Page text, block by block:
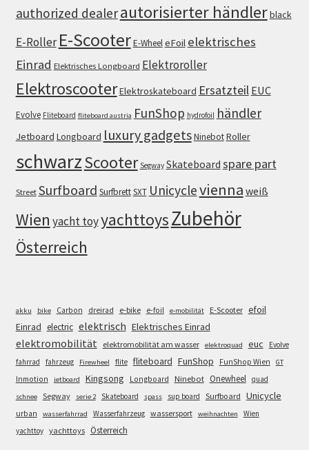
authorized dealerautorisierter händlerblack
E-Roller E-ScooterE-WheeleFoil elektrisches
Einrad Elektrisches Longboard Elektroroller
ElektroscooterElektroskateboard Ersatzteil EUC
Evolve Fliteboard fliteboard austria FunShop hydrofoil händler
Jetboard Longboard luxury gadgetsNinebotRoller
schwarzScooter Segway Skateboard spare part
Street Surfboard SurfbrettSXT Unicyclevienna weiß
Wien yacht toyyachttoysZubehör
Österreich
akku bike Carbon dreirad e-bike e-foil e-mobilität E-Scooter efoil
Einrad electric elektrisch Elektrisches Einrad
elektromobilität elektromobilität am wasser elektroquad euc
Evolve
fahrrad
fahrzeug Firewheel flite fliteboard FunShop FunShop Wien GT
Inmotion jetboard Kingsong Longboard Ninebot Onewheel quad
schnee Segway serie 2 Skateboard spass sup board Surfboard Unicycle
urban wasserfahrrad Wasserfahrzeug wassersport weihnachten
Wien
yachttoy yachttoys Österreich